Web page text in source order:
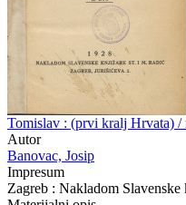
Tomislav : (prvi kralj Hrvata) /
Autor
Banovac, Josip
Impresum
Zagreb : Nakladom